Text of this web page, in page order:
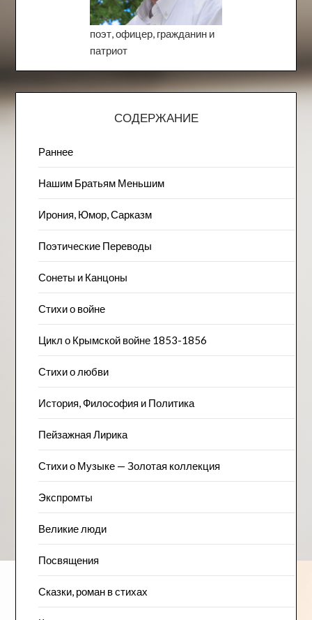
поэт, офицер, гражданин и
патриот
СОДЕРЖАНИЕ
Раннее
Нашим Братьям Меньшим
Ирония, Юмор, Сарказм
Поэтические Переводы
Сонеты и Канцоны
Стихи о войне
Цикл о Крымской войне 1853-1856
Стихи о любви
История, Философия и Политика
Пейзажна​я Лирика
Стихи о Музыке — Золотая коллекция
Экспромты
Великие люди
Посвящения
Сказки, роман в стихах